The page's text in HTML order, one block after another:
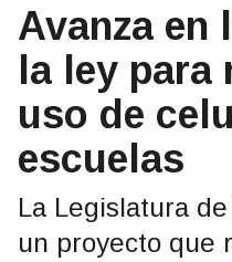
Avanza en
la ley para
uso de
escuelas
La Legislatura
un proyecto que